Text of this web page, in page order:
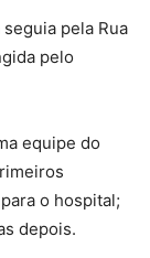
seguia pela Rua
pelo
equipe do
o hospital;
depois.